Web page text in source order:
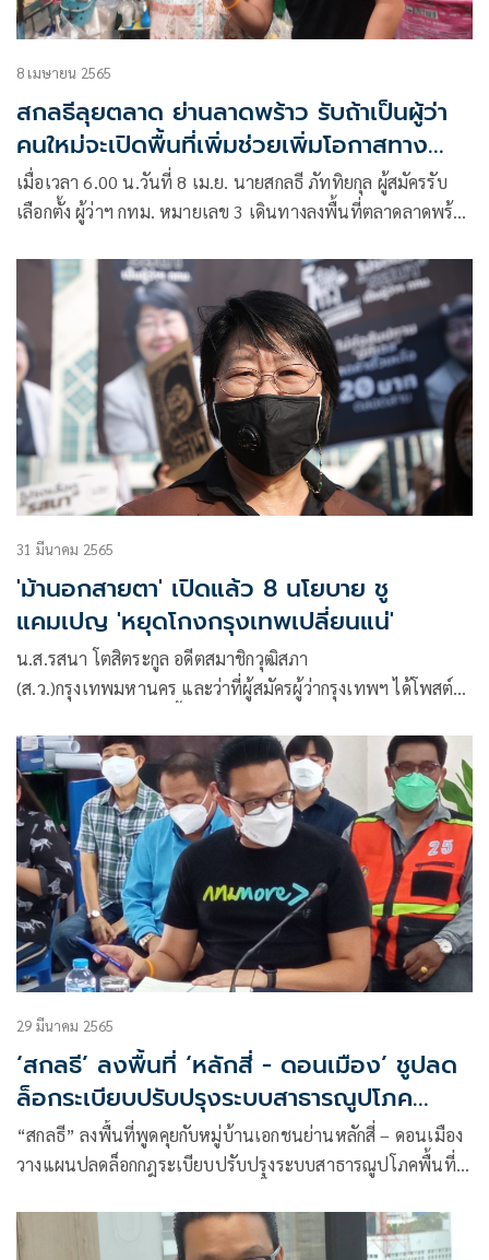
8 เมษายน 2565
สกลธีลุยตลาด ย่านลาดพร้าว รับถ้าเป็นผู้ว่า
คนใหม่จะเปิดพื้นที่เพิ่มช่วยเพิ่มโอกาสทาง
เศรษฐกิจพ่อค้าแม่ค้า
เมื่อเวลา 6.00 น.วันที่ 8 เม.ย. นายสกลธี ภัททิยกุล ผู้สมัครรับ
เลือกตั้ง ผู้ว่าฯ กทม. หมายเลข 3 เดินทางลงพื้นที่ตลาดลาดพร้าว
31 มีนาคม 2565
'ม้านอกสายตา' เปิดแล้ว 8 นโยบาย ชู
แคมเปญ 'หยุดโกงกรุงเทพเปลี่ยนแน่'
น.ส.รสนา โตสิตระกูล อดีตสมาชิกวุฒิสภา
(ส.ว.)กรุงเทพมหานคร และว่าที่ผู้สมัครผู้ว่ากรุงเทพฯ ได้โพสต์
29 มีนาคม 2565
‘สกลธี’ ลงพื้นที่ ‘หลักสี่ - ดอนเมือง’ ชูปลด
ล็อกระเบียบปรับปรุงระบบสาธารณูปโภค
หมู่บ้านเอกชน
“สกลธี” ลงพื้นที่พูดคุยกับหมู่บ้านเอกชนย่านหลักสี่ – ดอนเมือง
วางแผนปลดล็อกกฎระเบียบปรับปรุงระบบสาธารณูปโภคพื้นที่